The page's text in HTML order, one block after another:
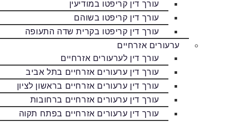
עורך דין קריפטו במודיעין
עורך דין קריפטו בשוהם
עורך דין קריפטו בקרית שדה התעופה
ערעורים אזרחיים
עורך דין לערעורים אזרחיים
עורך דין ערעורים אזרחיים בתל אביב
עורך דין ערעורים אזרחיים בראשון לציון
עורך דין ערעורים אזרחיים ברחובות
עורך דין ערעורים אזרחיים בפתח תקוה